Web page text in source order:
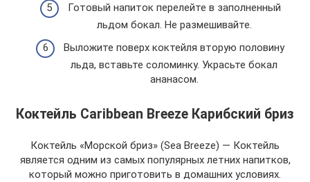
Готовый напиток перелейте в заполненный
льдом бокал. Не размешивайте.
Выложите поверх коктейля вторую половину
льда, вставьте соломинку. Украсьте бокал
ананасом.
Коктейль Caribbean Breeze Карибский бриз
Коктейль «Морской бриз» (Sea Breeze) — Коктейль
является одним из самых популярных летних напитков,
который можно приготовить в домашних условиях.